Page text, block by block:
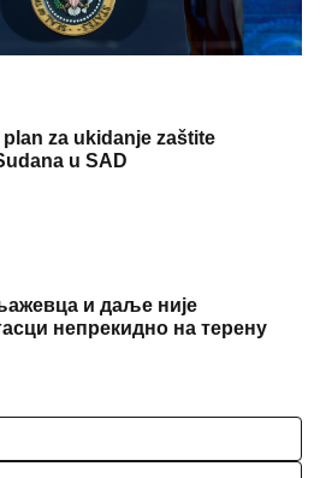
za ukidanje zaštite
u SAD
и даље није
непрекидно на терену